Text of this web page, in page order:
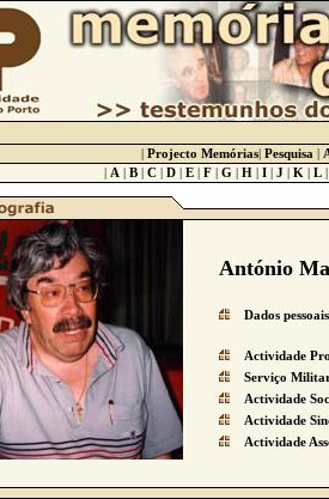
| Projecto Memórias| Pesquisa |
| A | B| C| D| E| F| G| H| I| J | K | L
António
Dados
Actividade
Serviço
Actividade
Actividade
Actividade